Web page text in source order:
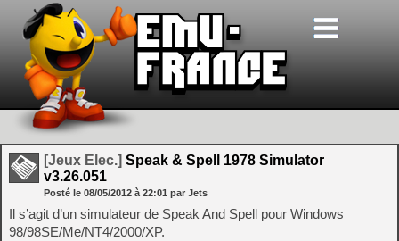
[Jeux Elec.] Speak & Spell 1978 Simulator
v3.26.051
Posté le 08/05/2012 à 22:01 par Jets
Il s’agit d’un simulateur de Speak And Spell pour Windows
98/98SE/Me/NT4/2000/XP.